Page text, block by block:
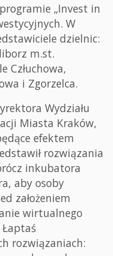
„Invest in
W
dzielnic:
m.st.
Człuchowa,
i Zgorzelca.
Wydziału
Miasta Kraków,
efektem
rozwiązania
inkubatora
aby osoby
założeniem
wirtualnego
rozwiązaniach: